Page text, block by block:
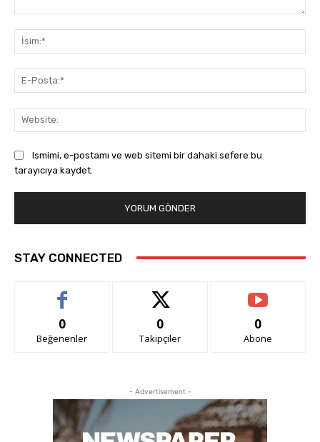
Ismimi, e-postamı ve web sitemi bir dahaki sefere bu
tarayıcıya kaydet.
STAY CONNECTED
0
Beğenenler
0
Takipçiler
0
Abone
- Advertisement -